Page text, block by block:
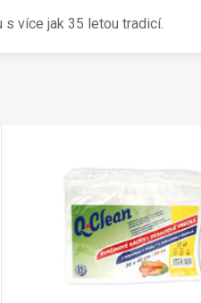
s více jak 35 letou tradicí.